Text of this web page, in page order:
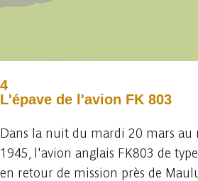
4
L'épave de l'avion FK 803
Dans la nuit du mardi 20 mars au
1945, l'avion anglais FK803 de
en retour de mission près de